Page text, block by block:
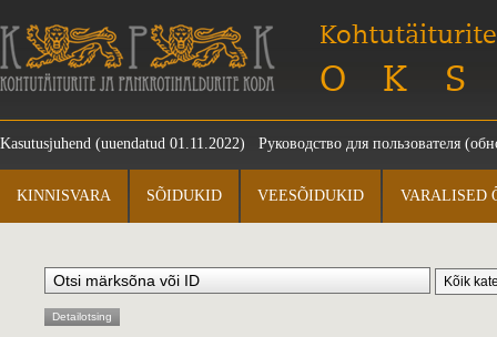
Kasutusjuhend (uuendatud 01.11.2022) Руководство для пользователя
KINNISVARA SÕIDUKID VEESÕIDUKID VARALISED
Detailotsing